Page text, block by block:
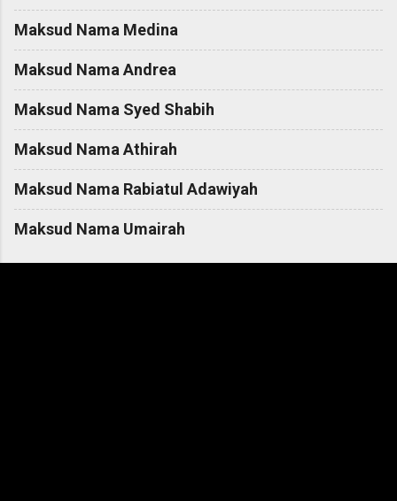
Maksud Nama Medina
Maksud Nama Andrea
Maksud Nama Syed Shabih
Maksud Nama Athirah
Maksud Nama Rabiatul Adawiyah
Maksud Nama Umairah